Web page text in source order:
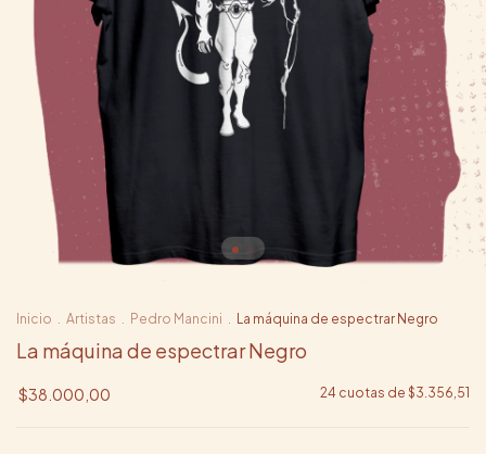
Inicio Artistas Pedro Mancini La máquina de espectrar Negro
La máquina de espectrar Negro
$38.000,00 24 cuotas de $3.356,51